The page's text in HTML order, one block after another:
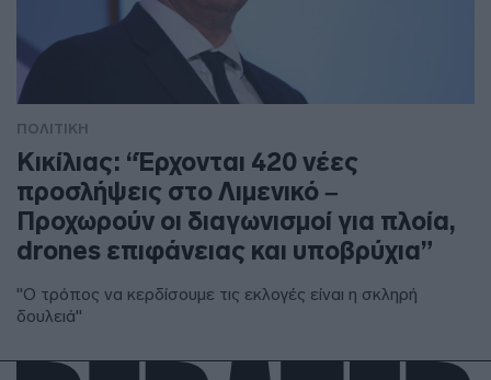
ΠΟΛΙΤΙΚΗ
Κικίλιας: “Έρχονται 420 νέες
προσλήψεις στο Λιμενικό –
Προχωρούν οι διαγωνισμοί για πλοία,
drones επιφάνειας και υποβρύχια”
"Ο τρόπος να κερδίσουμε τις εκλογές είναι η σκληρή
δουλειά"